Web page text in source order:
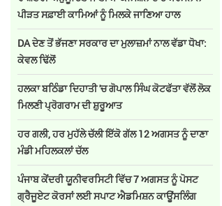
ਪੀੜਤ ਸਫ਼ਾਈ ਕਾਮਿਆਂ ਨੂੰ ਮਿਲਕੇ ਜਾਣਿਆ ਹਾਲ
DA ਦੇਣ‌ ਤੋਂ ਭੱਜਣਾ ਸਰਕਾਰ ਦਾ ਮੁਲਾਜ਼ਮਾਂ ਨਾਲ ਵੱਡਾ ਧੋਖਾ:
ਕੇਵਲ ਢਿੱਲੋਂ
ਹਲਕਾ ਬਠਿੰਡਾ ਦਿਹਾਤੀ 'ਚ ਗੋਪਾਲ ਸਿੰਘ ਕੋਟਫੱਤਾ ਵੱਲੋਂ ਲੋਕ
ਮਿਲਣੀ ਪ੍ਰੋਗਰਾਮ ਦੀ ਸ਼ੁਰੂਆਤ
ਹਰ ਗਲੀ, ਹਰ ਮੁਹੱਲੇ ਚੱਲੀ ਇੱਕੋ ਗੱਲ 12 ਅਗਸਤ ਨੂੰ ਦਾਣਾ
ਮੰਡੀ ਮਹਿਲਕਲਾਂ ਚੱਲ
ਪੰਜਾਬ ਕੇਂਦਰੀ ਯੂਨੀਵਰਸਿਟੀ ਵਿੱਚ 7 ਅਗਸਤ ਨੂੰ ਪੋਸਟ
ਗ੍ਰੈਜੂਏਟ ਕੋਰਸਾਂ ਲਈ ਸਪਾਟ ਐਡਮਿਸ਼ਨ ਕਾਊਂਸਲਿੰਗ